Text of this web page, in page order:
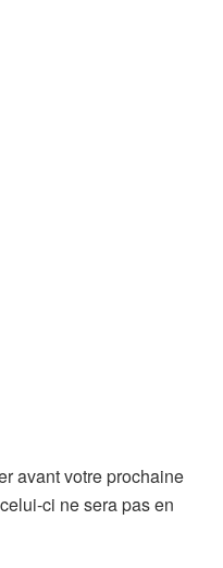
avant votre prochaine
ci ne sera pas en